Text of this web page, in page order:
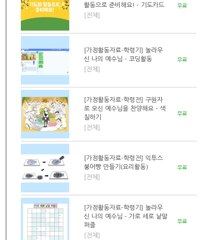
활동으로 준비해요! - 기도카드
[전체]
무료
[가정활동자료-학령기] 놀라우
신 나의 예수님 - 코딩활동
[전체]
무료
[가정활동자료-학령전] 구원자
로 오신 예수님을 찬양해요 - 색
칠하기
[전체]
무료
[가정활동자료-학령전] 익투스
붕어빵 만들기(요리활동)
[전체]
무료
[가정활동자료-학령기] 놀라우
신 나의 예수님 - 가로 세로 낱말
퍼즐
[전체]
무료